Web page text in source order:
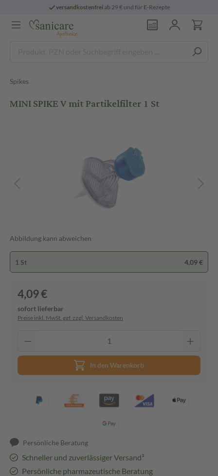
versandkostenfreiab 29 € und für E-Rezepte
Spikes
MINI SPIKE V mit Partikelfilter 1 St
Abbildung kann abweichen
1 St 4,09 €
4,09 €
sofort lieferbar
Preise inkl. MwSt. ggf. zzgl. Versandkosten
In den Warenkorb
Persönliche Beratung
Schneller und zuverlässiger Versand³
Persönliche pharmazeutische Beratung